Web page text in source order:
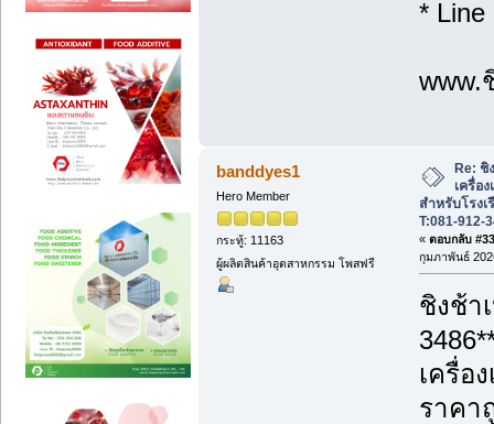
* Line
www.
banddyes1
Hero Member
กระทู้: 11163
ผู้ผลิตสินค้าอุตสาหกรรม โพสฟรี
Re: ชิ
เครื่อ
สำหรับโรง
T:081-912-
« ตอบกลับ
กุมภาพันธ์
ชิงช้า
เครื่อ
ราคา